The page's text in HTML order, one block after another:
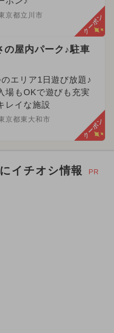
京都立川市 クーポン
の屋内パーク♪駐車
エリア1日遊び放題♪
場もOKで遊びも充実
レイな施設
京都東大和市 クーポン
イチオシ情報 PR